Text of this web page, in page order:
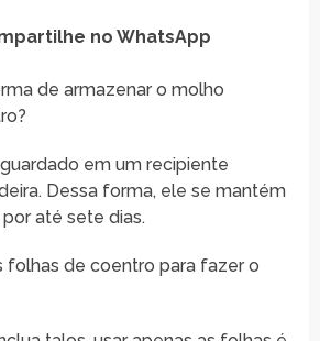
no WhatsApp
de armazenar o molho
em um recipiente
Dessa forma, ele se mantém
até sete dias.
folhas de coentro para fazer o